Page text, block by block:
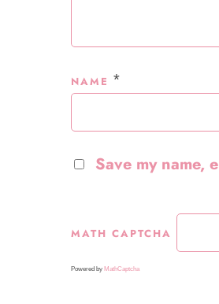
NAME *
Save my name,
MATH CAPTCHA
Powered by MathCaptcha